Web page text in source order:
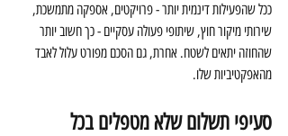
ככל שהפעילות דינמית יותר - פרויקטים, אספקה מתמשכת,
שירותי מיקור חוץ, שיתופי פעולה עסקיים - כך חשוב יותר
שהחוזה יתאים לשטח. אחרת, גם הסכם מפורט עלול לאבד
מהאפקטיביות שלו.
סעיפי תשלום שלא מטפלים בכל